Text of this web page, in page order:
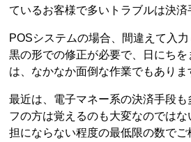
ているお客様で多いトラブルは決済
POSシステムの場合、間違えて入
黒の形での修正が必要で、日にち
は、なかなか面倒な作業でもありま
最近は、電子マネー系の決済手段
フの方は覚えるのも大変なのでは
担にならない程度の最低限の数で